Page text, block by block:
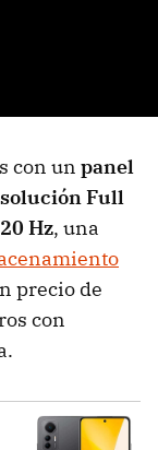
con un panel
Full
Hz, una
precio de
con